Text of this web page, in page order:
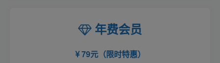
年费会员
79元（限时特惠）